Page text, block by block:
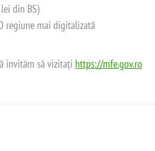
din BS)
regiune mai digitalizată
invităm să vizitați https://mfe.gov.ro